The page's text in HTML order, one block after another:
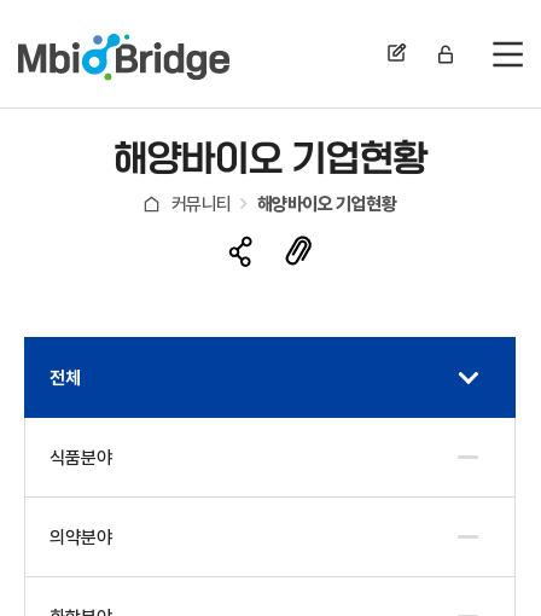
전
해양바이오 기업현황
커뮤니티 해양바이오 기업현황
전체
식품분야
의약분야